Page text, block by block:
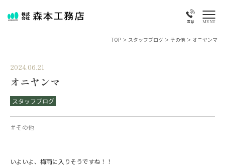
電話 MENU
TOP > スタッフブログ > その他 > オニヤンマ
2024.06.21
オニヤンマ
スタッフブログ
＃その他
いよいよ、梅雨に入りそうですね！！